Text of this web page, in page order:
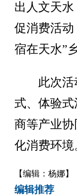
出人文天水
促消费活动
宿在天水”
此次活动
式、体验
商等产业
化消费环境
【编辑：杨娜】
编辑推荐